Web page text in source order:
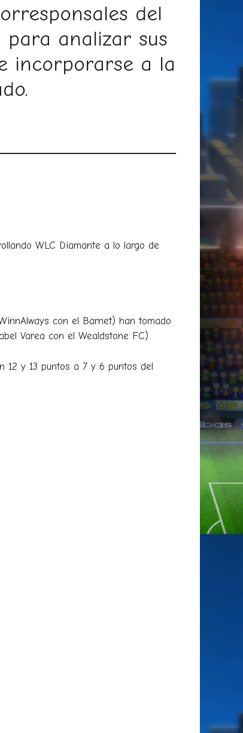
del
para analizar sus
incorporarse a la
WLC Diamante a lo largo de
con el Barnet) han tomado
Varea con el Wealdstone FC)
12 y 13 puntos a 7 y 6 puntos del